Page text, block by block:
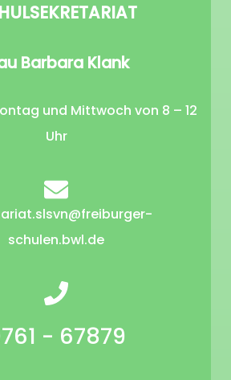
Barbara Klank
und Mittwoch von 8 – 12
Uhr
schulen.bwl.de
- 67879